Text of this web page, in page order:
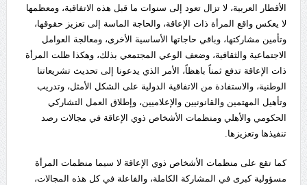
الأقطار العربية، لا تزال تعود إلى سنوات ما قبل هذه الاتفاقية، ومعظمها
لا يعكس واقع المرأة ذات الإعاقة، والحاجة الماسة إلى تعزيز حقوقها،
وتأمين مشاركتها، وباقي حاجاتها الأساسية الأخرى، ومعالجة العوامل
الاجتماعية والثقافية، وضعف الوعي المجتمعي بذلك، وهكذا ظلت المرأة
ذات الإعاقة تدفع ثمناً باهظاً، الأمر الذي يدعونا إلى تحديث تشريعاتنا
الوطنية، والاستفادة من الاتفاقية الدولية على الشكل الأمثل، وتدريب
وتأهيل المهتمين والقانونيين والإعلاميين، وإطلاق العمل التشاركي
الحكومي والأهلي ومنظمات الأشخاص ذوي الإعاقة في مجالات رصد
تنفيذها وتعزيزها.
كما تقع على منظمات الأشخاص ذوي الإعاقة لا سيما منظمات المرأة
مسؤولية كبرى في المشاركة الكاملة، والفاعلة في كل هذه المجالات،